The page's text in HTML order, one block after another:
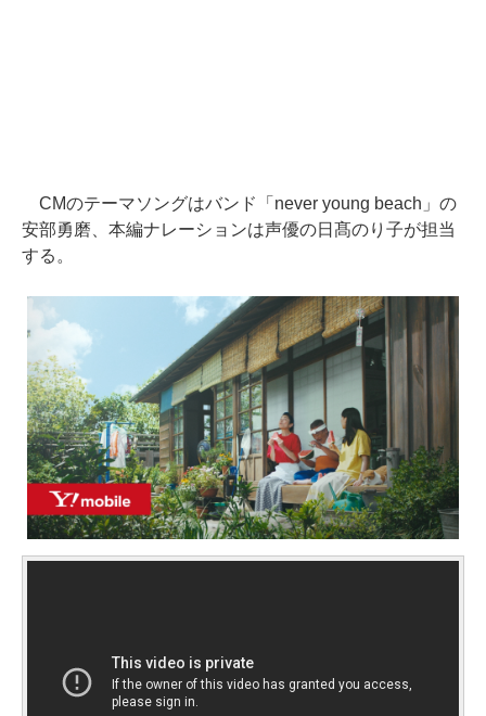
CMのテーマソングはバンド「never young beach」の
安部勇磨、本編ナレーションは声優の日髙のり子が担当
する。